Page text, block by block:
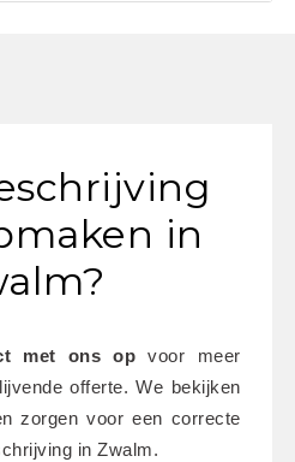
in
met ons op voor meer
offerte. We bekijken
zorgen voor een correcte
in Zwalm.